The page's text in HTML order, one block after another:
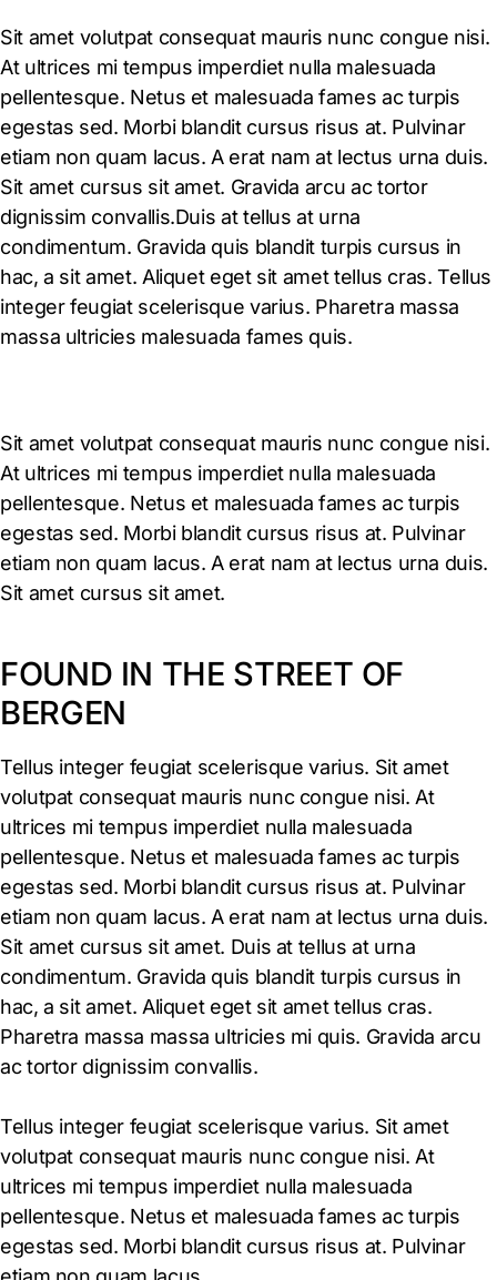
Sit amet volutpat consequat mauris nunc congue nisi.
At ultrices mi tempus imperdiet nulla malesuada
pellentesque. Netus et malesuada fames ac turpis
egestas sed. Morbi blandit cursus risus at. Pulvinar
etiam non quam lacus. A erat nam at lectus urna duis.
Sit amet cursus sit amet. Gravida arcu ac tortor
dignissim convallis.Duis at tellus at urna
condimentum. Gravida quis blandit turpis cursus in
hac, a sit amet. Aliquet eget sit amet tellus cras. Tellus
integer feugiat scelerisque varius. Pharetra massa
massa ultricies malesuada fames quis.
Sit amet volutpat consequat mauris nunc congue nisi.
At ultrices mi tempus imperdiet nulla malesuada
pellentesque. Netus et malesuada fames ac turpis
egestas sed. Morbi blandit cursus risus at. Pulvinar
etiam non quam lacus. A erat nam at lectus urna duis.
Sit amet cursus sit amet.
FOUND IN THE STREET OF
BERGEN
Tellus integer feugiat scelerisque varius. Sit amet
volutpat consequat mauris nunc congue nisi. At
ultrices mi tempus imperdiet nulla malesuada
pellentesque. Netus et malesuada fames ac turpis
egestas sed. Morbi blandit cursus risus at. Pulvinar
etiam non quam lacus. A erat nam at lectus urna duis.
Sit amet cursus sit amet. Duis at tellus at urna
condimentum. Gravida quis blandit turpis cursus in
hac, a sit amet. Aliquet eget sit amet tellus cras.
Pharetra massa massa ultricies mi quis. Gravida arcu
ac tortor dignissim convallis.
Tellus integer feugiat scelerisque varius. Sit amet
volutpat consequat mauris nunc congue nisi. At
ultrices mi tempus imperdiet nulla malesuada
pellentesque. Netus et malesuada fames ac turpis
egestas sed. Morbi blandit cursus risus at. Pulvinar